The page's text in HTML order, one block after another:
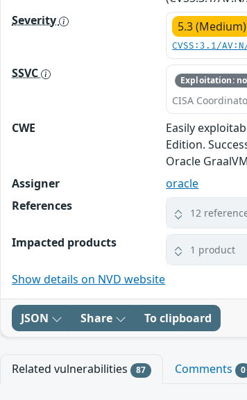
Severity
5.3 (Medium)
CVSS:3.1/
SSVC Exploitation:
CISA
CWE
Easily
Edition.
Oracle
Assigner
oracle
References
12
Impacted products 1 product
Show details on NVD website
JSON Share To clipboard
Related vulnerabilities 87 Comments 0